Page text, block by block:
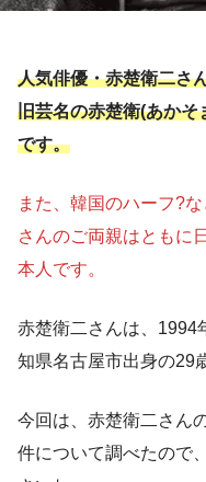
人気俳優・赤楚衛二さ
旧芸名の赤楚衛(あかそ
です。
また、韓国のハーフ?
さんのご両親はともに
本人です。
赤楚衛二さんは、1994
知県名古屋市出身の29
今回は、赤楚衛二さん
件について調べたので